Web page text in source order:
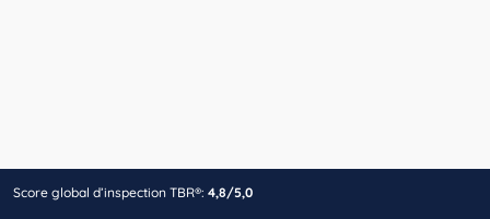
Score global d’inspection TBR®: 4,8/5,0